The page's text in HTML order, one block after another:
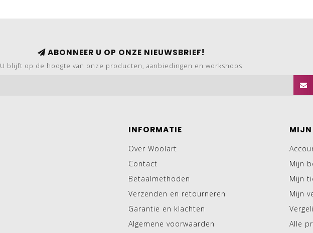
ABONNEER U OP ONZE NIEUWSBRIEF!
U blijft op de hoogte van onze producten, aanbiedingen en workshops
INFORMATIE
Over Woolart
Contact
Betaalmethoden
Verzenden en retourneren
Garantie en klachten
Algemene voorwaarden
MIJN
Mijn
Mijn
Mijn
Alle